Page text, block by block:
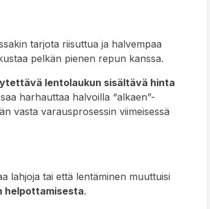
tarjota riisuttua ja halvempaa
pelkän pienen repun kanssa.
lentolaukun sisältävä hinta
harhauttaa halvoilla “alkaen”-
vasta varausprosessin viimeisessä
lahjoja tai että lentäminen muuttuisi
helpottamisesta.